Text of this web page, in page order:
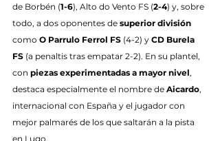
de Borbén (1-6), Alto do Vento FS (2-4) y, sobre
todo, a dos oponentes de superior división
como O Parrulo Ferrol FS (4-2) y CD Burela
FS (a penaltis tras empatar 2-2). En su plantel,
con piezas experimentadas a mayor nivel,
destaca especialmente el nombre de Aicardo,
internacional con España y el jugador con
mejor palmarés de los que saltarán a la pista
en Lugo.